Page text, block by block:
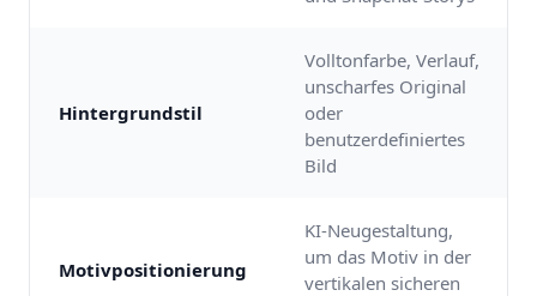
Hintergrundstil
Volltonfarbe, Verlauf,
unscharfes Original
oder
benutzerdefiniertes
Bild
Motivpositionierung
KI-Neugestaltung,
um das Motiv in der
vertikalen sicheren